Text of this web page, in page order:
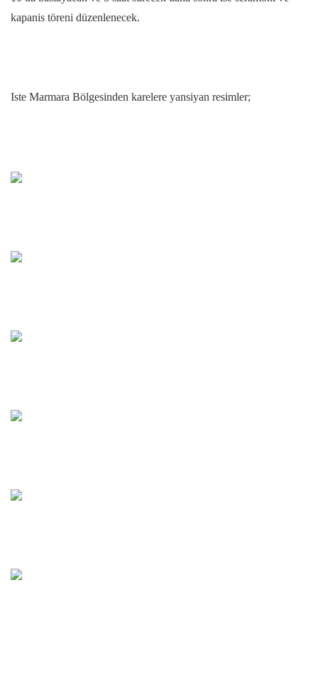
kapanis töreni düzenlenecek.
Iste Marmara Bölgesinden karelere yansiyan resimler;